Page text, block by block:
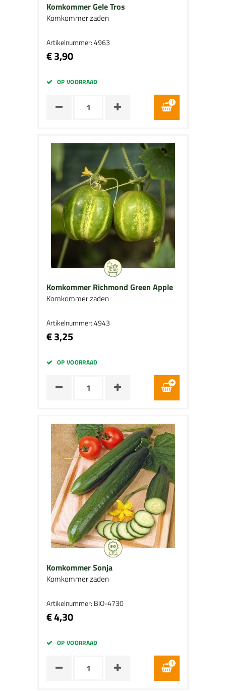
Komkommer Gele Tros
Komkommer zaden
Artikelnummer: 4963
€ 3,90
OP VOORRAAD
Komkommer Richmond Green Apple
Komkommer zaden
Artikelnummer: 4943
€ 3,25
OP VOORRAAD
Komkommer Sonja
Komkommer zaden
Artikelnummer: BIO-4730
€ 4,30
OP VOORRAAD